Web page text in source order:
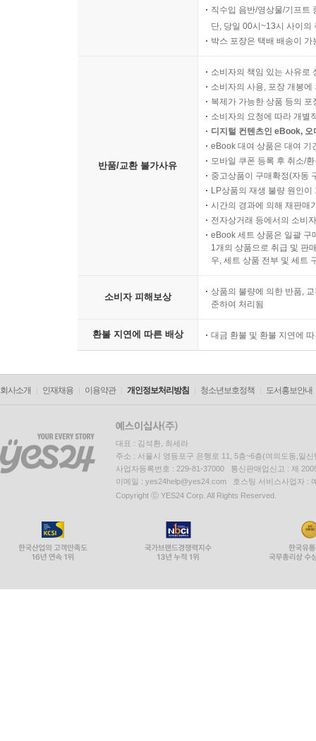
직수입 음반/영상물/기프트
단, 당일 00시~13시 사이의
박스 포장은 택배 배송이
반품/교환 불가사유
소비자의 책임 있는 사유로
소비자의 사용, 포장 개봉
복제가 가능한 상품 등의
소비자의 요청에 따라 개별
디지털 컨텐츠인 eBook,
eBook 대여 상품은 대여 기
모바일 쿠폰 등록 후 취소/
중고상품이 구매확정(자동
LP상품의 재생 불량 원인
시간의 경과에 의해 재판매
전자상거래 등에서의 소비
eBook 세트 상품은 일괄 구
1개의 상품으로 취급 및 판
우, 세트 상품 전부 및 세트
소비자 피해보상
상품의 불량에 의한 반품,
준하여 처리됨
환불 지연에 따른 배상 대금 환불 및 환불 지연에
회사소개 인재채용 이용약관 개인정보처리방침 청소년보호정책 도서홍보안내
대표 : 김석환, 최세라
주소 : 서울시 영등포구 은행로 11, 5층~6층(여의도동,일신
사업자등록번호 : 229-81-37000 통신판매업신고 : 제
이메일 : yes24help@yes24.com 호스팅 서비스사업자 :
Copyright ⓒ YES24 Corp. All Rights Reserved.